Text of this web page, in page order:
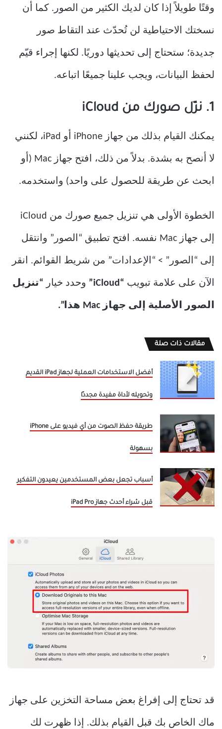
وقتًا طويلاً إذا كان لديك الكثير من الصور. كما أن
نسختك الاحتياطية لن تُحدّث عند التقاط صور
جديدة؛ ستحتاج إلى تحديثها دوريًا. لكنها إجراء قيّم
لحفظ البيانات، ويجب علينا جميعًا اتباعه.
1. نزّل صورك من iCloud
يمكنك القيام بذلك من جهاز iPhone أو iPad، لكنني
لا أنصح به بشدة. بدلاً من ذلك، افتح جهاز Mac (أو
ابحث عن طريقة للحصول على واحد) واستخدمه.
الخطوة الأولى هي تنزيل جميع صورك من iCloud
إلى جهاز Mac نفسه. افتح تطبيق “الصور” وانتقل
إلى “الصور” > “الإعدادات” من شريط القوائم. انقر
الآن على علامة تبويب “iCloud” وحدد خيار “تنزيل
الصور الأصلية إلى جهاز Mac هذا”.
مقالات ذات صلة
أفضل الاستخدامات العملية لجهاز iPad القديم
وتحويله لأداة مفيدة مجددًا
طريقة حفظ الصوت من أي فيديو على iPhone
بسهولة
أسباب تجعل بعض المستخدمين يعيدون التفكير
قبل شراء أحدث جهاز iPad Pro
قد تحتاج إلى إفراغ بعض مساحة التخزين على جهاز
ماك الخاص بك قبل القيام بذلك. إذا ظهرت لك